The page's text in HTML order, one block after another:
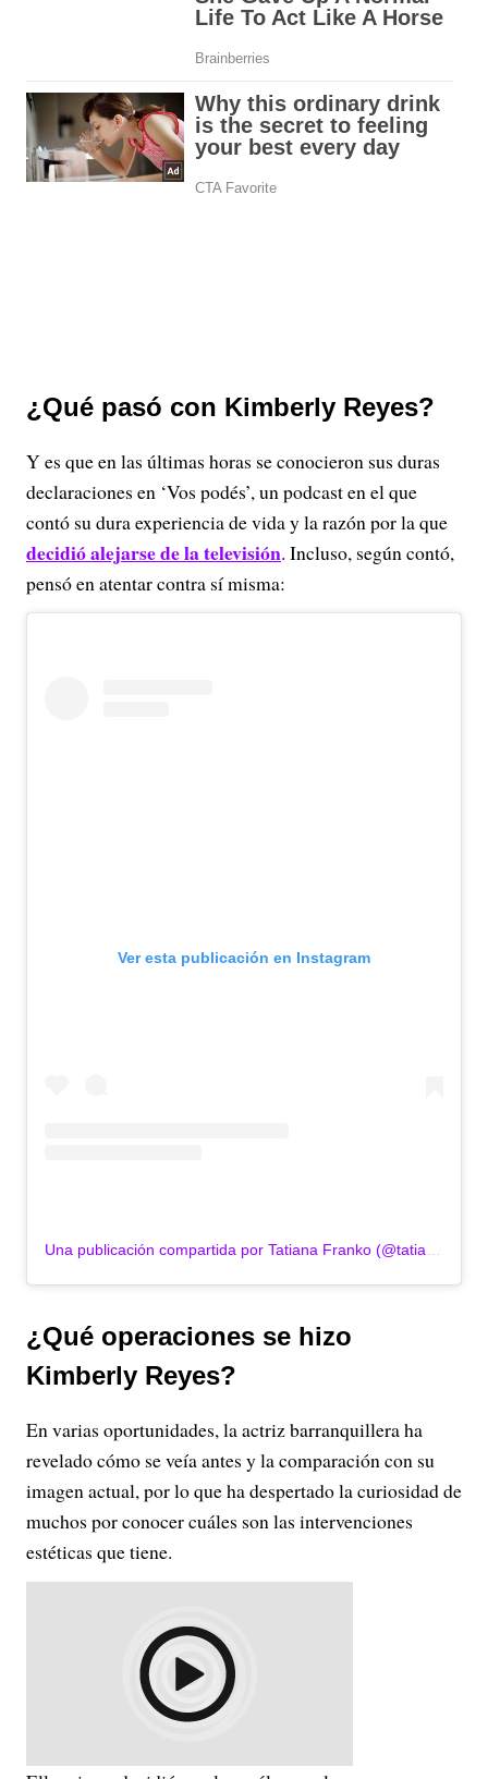
¿Qué pasó con Kimberly Reyes?
Y es que en las últimas horas se conocieron sus duras
declaraciones en ‘Vos podés’, un podcast en el que
contó su dura experiencia de vida y la razón por la que
decidió alejarse de la televisión. Incluso, según contó,
pensó en atentar contra sí misma:
Ver esta publicación en Instagram
¿Qué operaciones se hizo
Kimberly Reyes?
En varias oportunidades, la actriz barranquillera ha
revelado cómo se veía antes y la comparación con su
imagen actual, por lo que ha despertado la curiosidad de
muchos por conocer cuáles son las intervenciones
estéticas que tiene.